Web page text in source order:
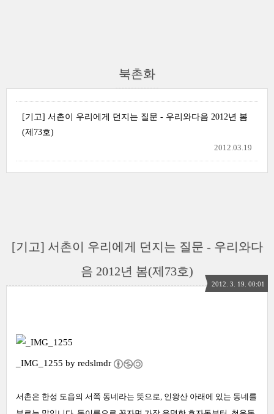
북촌화
[기고] 서촌이 우리에게 던지는 질문 - 우리와다음 2012년 봄
(제73호)
2012.03.19
[기고] 서촌이 우리에게 던지는 질문 - 우리와다
음 2012년 봄(제73호)
2012. 3. 19. 00:01
_IMG_1255 by redslmdr
서촌은 한성 도읍의 서쪽 동네라는 뜻으로, 인왕산 아래에 있는 동네를